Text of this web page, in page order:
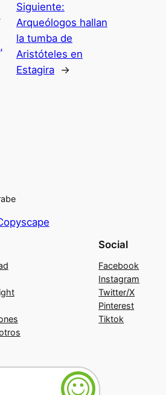
Siguiente:
Arqueólogos hallan
la tumba de
Aristóteles en
Estagira
→
Social
Facebook
Instagram
Twitter/X
Pinterest
Tiktok